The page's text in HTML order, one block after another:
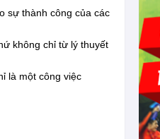
sự thành công của các
không chỉ từ lý thuyết
là một công việc